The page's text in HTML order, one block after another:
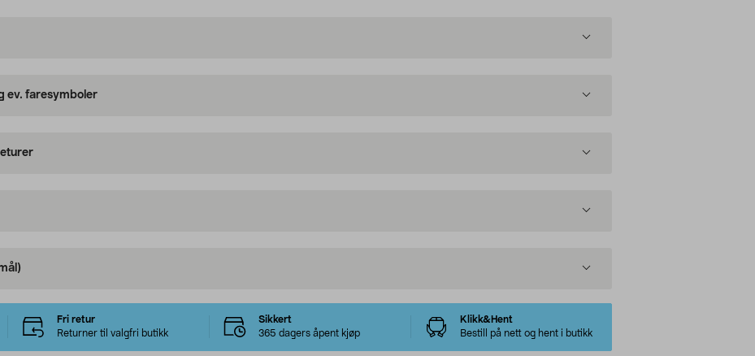
ev. faresymboler
Fri retur
Returner til valgfri butikk
Sikkert
365 dagers åpent kjøp
Klikk&Hent
Bestill på nett og hent i butikk